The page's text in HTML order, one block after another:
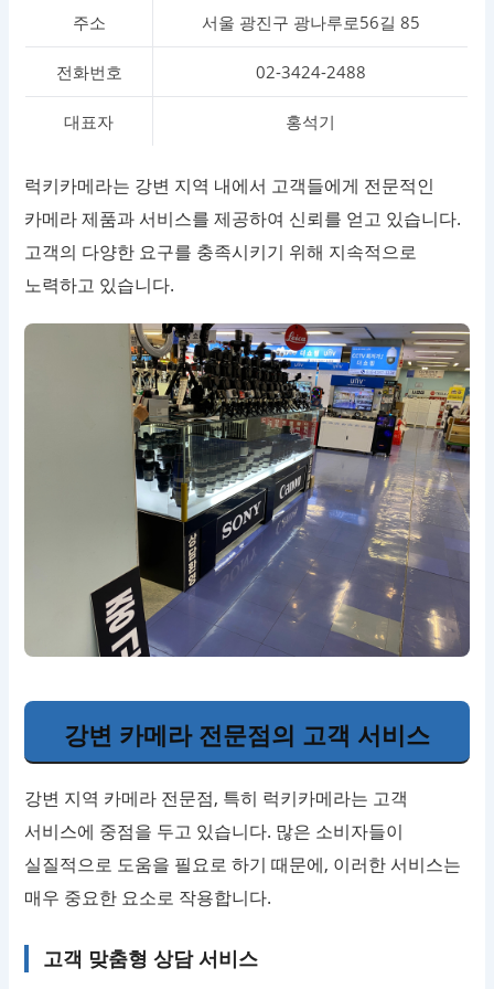
주소 서울 광진구 광나루로56길 85
전화번호 02-3424-2488
대표자 홍석기
럭키카메라는 강변 지역 내에서 고객들에게 전문적인
카메라 제품과 서비스를 제공하여 신뢰를 얻고 있습니다.
고객의 다양한 요구를 충족시키기 위해 지속적으로
노력하고 있습니다.
강변 카메라 전문점의 고객 서비스
강변 지역 카메라 전문점, 특히 럭키카메라는 고객
서비스에 중점을 두고 있습니다. 많은 소비자들이
실질적으로 도움을 필요로 하기 때문에, 이러한 서비스는
매우 중요한 요소로 작용합니다.
고객 맞춤형 상담 서비스